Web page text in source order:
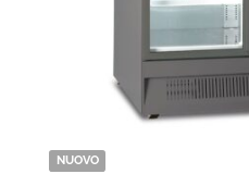
NUOVO